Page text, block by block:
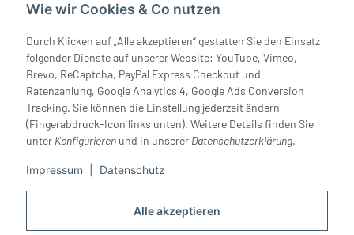
Alle akzeptieren
Wie wir Cookies & Co nutzen
Durch Klicken auf „Alle akzeptieren“ gestatten Sie den Einsatz
folgender Dienste auf unserer Website: YouTube, Vimeo,
Brevo, ReCaptcha, PayPal Express Checkout und
Ratenzahlung, Google Analytics 4, Google Ads Conversion
Tracking. Sie können die Einstellung jederzeit ändern
(Fingerabdruck-Icon links unten). Weitere Details finden Sie
unter Konfigurieren und in unserer Datenschutzerklärung.
Impressum Datenschutz
Donnerstag:
10 - 18 Uhr
Samstag:
10 - 14 Uhr
Unser Service
Rechtliches